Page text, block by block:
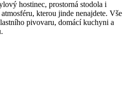
hostinec, prostorná stodola i
kterou jinde nenajdete. Vše
pivovaru, domácí kuchyni a